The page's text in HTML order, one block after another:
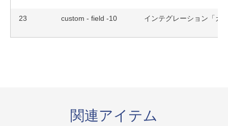
23 custom - field -10 インテグレーション「カ
関連アイテム